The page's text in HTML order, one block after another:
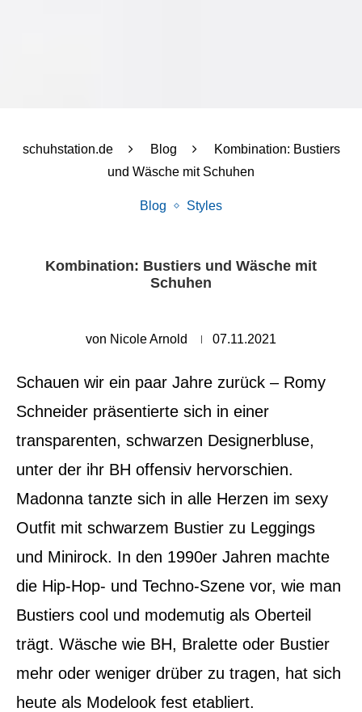
schuhstation.de Blog
Kombination: Bustiers
und Wäsche mit Schuhen
Blog Styles
Kombination: Bustiers und Wäsche mit
Schuhen
von Nicole Arnold 07.11.2021
Schauen wir ein paar Jahre zurück – Romy
Schneider präsentierte sich in einer
transparenten, schwarzen Designerbluse,
unter der ihr BH offensiv hervorschien.
Madonna tanzte sich in alle Herzen im sexy
Outfit mit schwarzem Bustier zu Leggings
und Minirock. In den 1990er Jahren machte
die Hip-Hop- und Techno-Szene vor, wie man
Bustiers cool und modemutig als Oberteil
trägt. Wäsche wie BH, Bralette oder Bustier
mehr oder weniger drüber zu tragen, hat sich
heute als Modelook fest etabliert.